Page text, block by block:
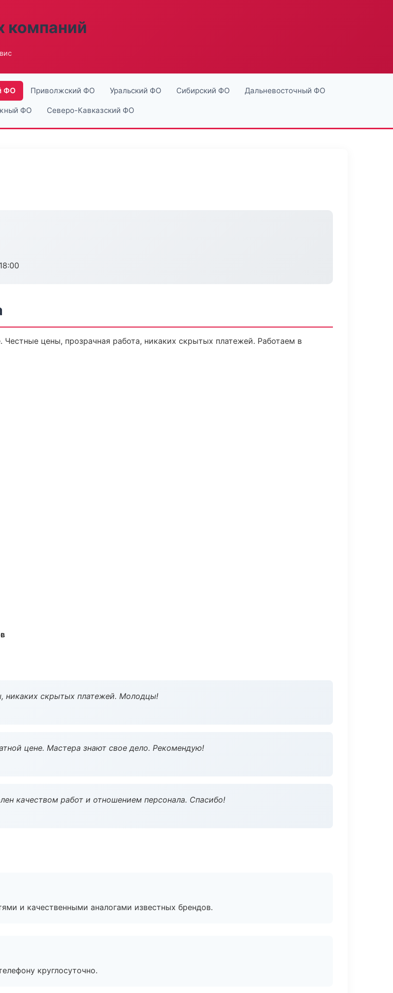
компаний
ФО Приволжский ФО Уральский ФО Сибирский ФО Дальневосточный ФО
ФО Северо-Кавказский ФО
цены, прозрачная работа, никаких скрытых платежей. Работаем в
никаких скрытых платежей. Молодцы!
цене. Мастера знают свое дело. Рекомендую!
качеством работ и отношением персонала. Спасибо!
и качественными аналогами известных брендов.
круглосуточно.